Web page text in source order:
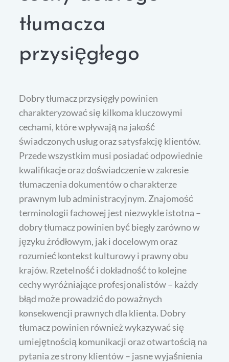
tłumacza
przysięgłego
Dobry tłumacz przysięgły powinien
charakteryzować się kilkoma kluczowymi
cechami, które wpływają na jakość
świadczonych usług oraz satysfakcję klientów.
Przede wszystkim musi posiadać odpowiednie
kwalifikacje oraz doświadczenie w zakresie
tłumaczenia dokumentów o charakterze
prawnym lub administracyjnym. Znajomość
terminologii fachowej jest niezwykle istotna –
dobry tłumacz powinien być biegły zarówno w
języku źródłowym, jak i docelowym oraz
rozumieć kontekst kulturowy i prawny obu
krajów. Rzetelność i dokładność to kolejne
cechy wyróżniające profesjonalistów – każdy
błąd może prowadzić do poważnych
konsekwencji prawnych dla klienta. Dobry
tłumacz powinien również wykazywać się
umiejętnością komunikacji oraz otwartością na
pytania ze strony klientów – jasne wyjaśnienia